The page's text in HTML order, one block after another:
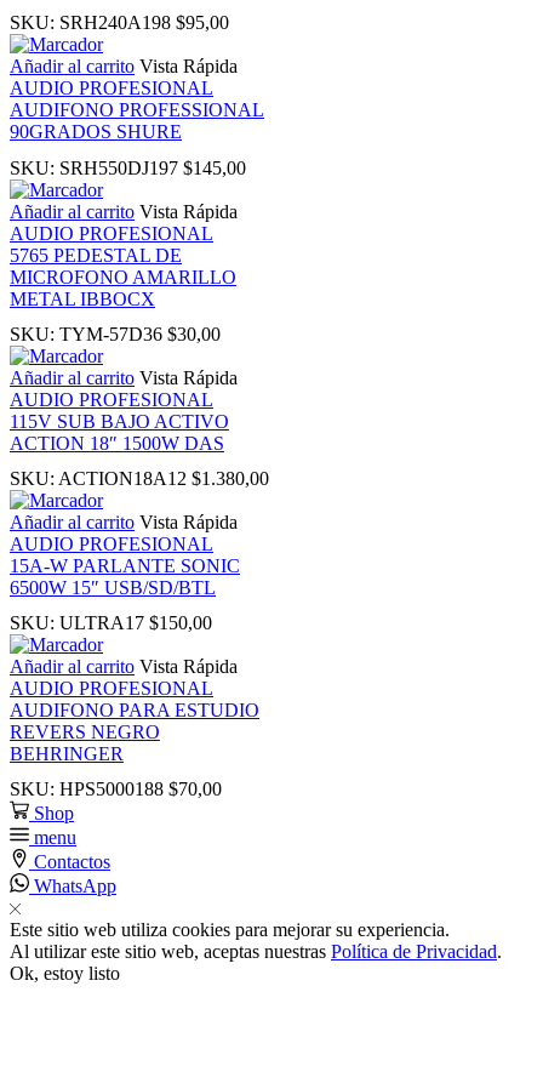
SKU: SRH240A198 $95,00
Añadir al carrito Vista Rápida
AUDIO PROFESIONAL
AUDIFONO PROFESSIONAL
90GRADOS SHURE
SKU: SRH550DJ197 $145,00
Añadir al carrito Vista Rápida
AUDIO PROFESIONAL
5765 PEDESTAL DE
MICROFONO AMARILLO
METAL IBBOCX
SKU: TYM-57D36 $30,00
Añadir al carrito Vista Rápida
AUDIO PROFESIONAL
115V SUB BAJO ACTIVO
ACTION 18″ 1500W DAS
SKU: ACTION18A12 $1.380,00
Añadir al carrito Vista Rápida
AUDIO PROFESIONAL
15A-W PARLANTE SONIC
6500W 15″ USB/SD/BTL
SKU: ULTRA17 $150,00
Añadir al carrito Vista Rápida
AUDIO PROFESIONAL
AUDIFONO PARA ESTUDIO
REVERS NEGRO
BEHRINGER
SKU: HPS5000188 $70,00
Shop
menu
Contactos
WhatsApp
Este sitio web utiliza cookies para mejorar su experiencia.
Al utilizar este sitio web, aceptas nuestras Política de Privacidad.
Ok, estoy listo